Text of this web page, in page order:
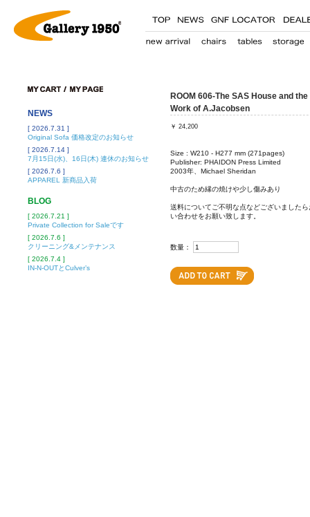
NEWS
[ 2026.7.31 ]
Original Sofa 価格改定のお知らせ
[ 2026.7.14 ]
7月15日(水)、16日(木) 連休のお知らせ
[ 2026.7.6 ]
APPAREL 新商品入荷
BLOG
[ 2026.7.21 ]
Private Collection for Saleです
[ 2026.7.6 ]
クリーニング&メンテナンス
[ 2026.7.4 ]
IN-N-OUTとCulver’s
ROOM 606-The SAS House and the
Work of A.Jacobsen
￥ 24,200
Size : W210 - H277 mm (271pages)
Publisher: PHAIDON Press Limited
2003年、Michael Sheridan
中古のため縁の焼けや少し傷みあり
送料についてご不明な点などございましたら
い合わせをお願い致します。
数量：